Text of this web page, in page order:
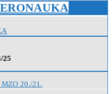
25
20./21.